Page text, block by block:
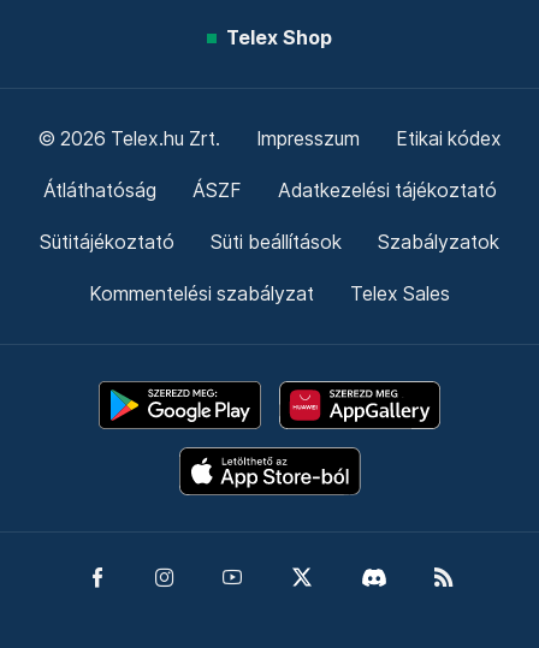
Telex Shop
© 2026 Telex.hu Zrt. Impresszum Etikai kódex
Átláthatóság ÁSZF Adatkezelési tájékoztató
Sütitájékoztató Süti beállítások Szabályzatok
Kommentelési szabályzat Telex Sales